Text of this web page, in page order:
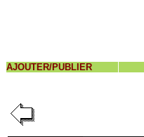
AJOUTER/PUBLIER